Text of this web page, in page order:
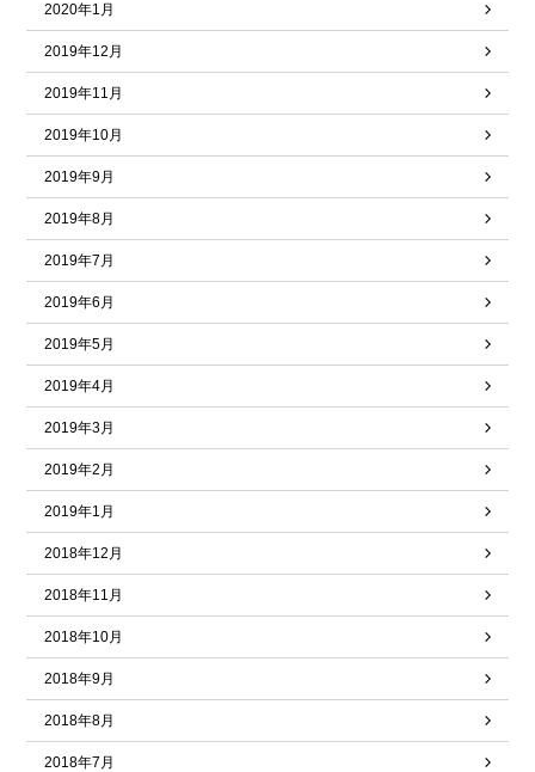
2020年1月
2019年12月
2019年11月
2019年10月
2019年9月
2019年8月
2019年7月
2019年6月
2019年5月
2019年4月
2019年3月
2019年2月
2019年1月
2018年12月
2018年11月
2018年10月
2018年9月
2018年8月
2018年7月